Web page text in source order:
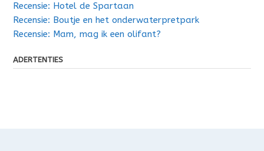
Recensie: Hotel de Spartaan
Recensie: Boutje en het onderwaterpretpark
Recensie: Mam, mag ik een olifant?
ADERTENTIES